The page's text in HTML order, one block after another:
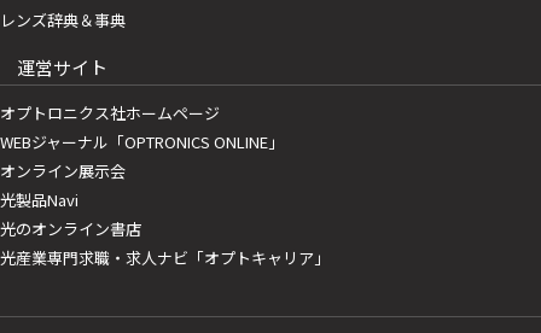
レンズ辞典＆事典
運営サイト
オプトロニクス社ホームページ
WEBジャーナル「OPTRONICS ONLINE」
オンライン展示会
光製品Navi
光のオンライン書店
光産業専門求職・求人ナビ「オプトキャリア」